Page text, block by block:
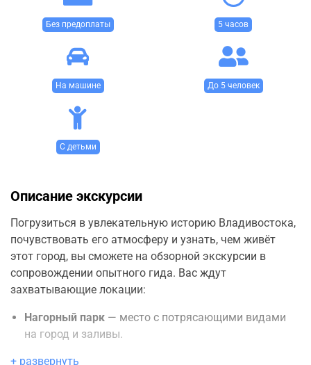
Без предоплаты 5 часов
На машине До 5 человек
С детьми
Описание экскурсии
Погрузиться в увлекательную историю Владивостока,
почувствовать его атмосферу и узнать, чем живёт
этот город, вы сможете на обзорной экскурсии в
сопровождении опытного гида. Вас ждут
захватывающие локации:
Нагорный парк — место с потрясающими видами
на город и заливы.
Сопка Крестовая
+ развернуть